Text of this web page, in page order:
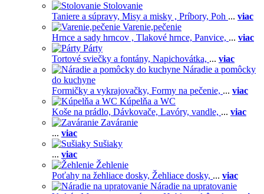
Stolovanie
Taniere a súpravy, Misy a misky , Príbory, Poh ... viac
Varenie,pečenie
Hrnce a sady hrncov , Tlakové hrnce, Panvice, ... viac
Párty
Tortové sviečky a fontány, Napichovátka, ... viac
Náradie a pomôcky
do kuchyne
Formičky a vykrajovačky, Formy na pečenie, ... viac
Kúpelňa a WC
Koše na prádlo, Dávkovače, Lavóry, vandle, ... viac
Zaváranie
... viac
Sušiaky
... viac
Žehlenie
Poťahy na žehliace dosky, Žehliace dosky, ... viac
Náradie na upratovanie